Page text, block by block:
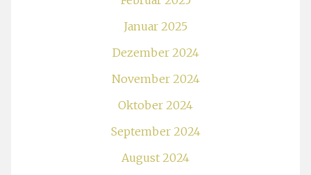
Januar 2025
Dezember 2024
November 2024
Oktober 2024
September 2024
August 2024